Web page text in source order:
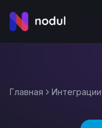
Главная Интеграции